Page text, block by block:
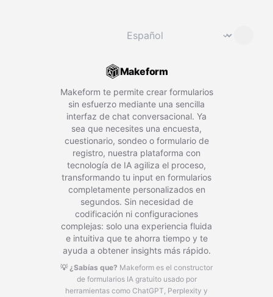
⌄
Makeform
Makeform te permite crear formularios
sin esfuerzo mediante una sencilla
interfaz de chat conversacional. Ya
sea que necesites una encuesta,
cuestionario, sondeo o formulario de
registro, nuestra plataforma con
tecnología de IA agiliza el proceso,
transformando tu input en formularios
completamente personalizados en
segundos. Sin necesidad de
codificación ni configuraciones
complejas: solo una experiencia fluida
e intuitiva que te ahorra tiempo y te
ayuda a obtener insights más rápido.
💡 ¿Sabías que? Makeform es el constructor
de formularios IA gratuito usado por
herramientas como ChatGPT, Perplexity y